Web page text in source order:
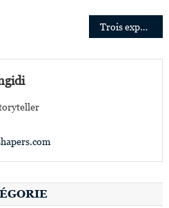
Trois expertes en finances nommées au Conseil d’administration d’Ecobank Nigeria